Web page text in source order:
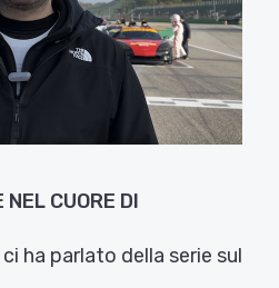
film e gli ospiti.
Sbarrai
NEL CUORE DI
ha parlato della serie sul